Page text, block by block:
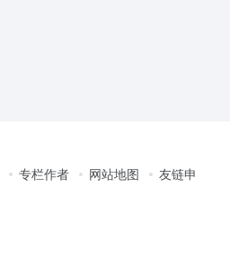
专栏作者 网站地图
友链申